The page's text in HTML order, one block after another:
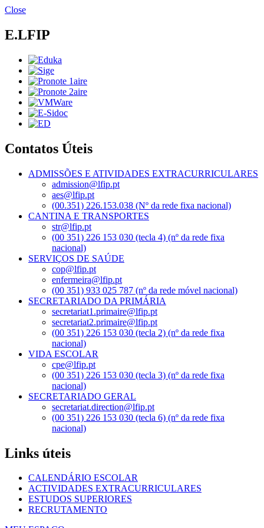
Passar
o
conteúdo
Close
E.LFIP
Contatos Úteis
ADMISSÕES E ATIVIDADES EXTRACURRICULARES
admission@lfip.pt
aes@lfip.pt
(00.351) 226.153.038 (Nº da rede fixa nacional)
CANTINA E TRANSPORTES
str@lfip.pt
(00 351) 226 153 030 (tecla 4) (nº da rede fixa
nacional)
SERVIÇOS DE SAÚDE
cop@lfip.pt
enfermeira@lfip.pt
(00 351) 933 025 787 (nº da rede móvel nacional)
SECRETARIADO DA PRIMÁRIA
secretariat1.primaire@lfip.pt
secretariat2.primaire@lfip.pt
(00 351) 226 153 030 (tecla 2) (nº da rede fixa
nacional)
VIDA ESCOLAR
cpe@lfip.pt
(00 351) 226 153 030 (tecla 3) (nº da rede fixa
nacional)
SECRETARIADO GERAL
secretariat.direction@lfip.pt
(00 351) 226 153 030 (tecla 6) (nº da rede fixa
nacional)
Links úteis
CALENDÁRIO ESCOLAR
ACTIVIDADES EXTRACURRICULARES
ESTUDOS SUPERIORES
RECRUTAMENTO